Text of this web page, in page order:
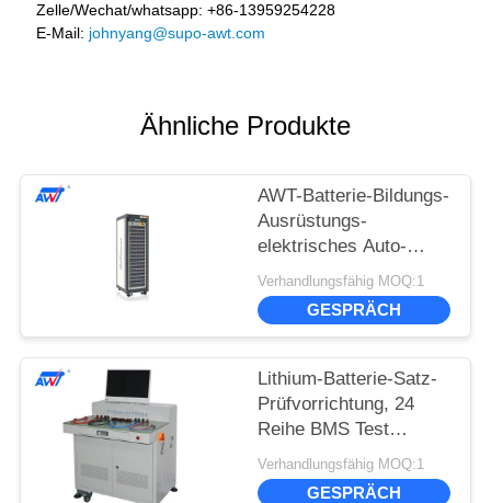
Zelle/Wechat/whatsapp: +86-13959254228
E-Mail: johnyang@supo-awt.com
Ähnliche Produkte
AWT-Batterie-Bildungs-
Ausrüstungs-
elektrisches Auto-
Fahrzeug-Laborniveau
BBS-Batterie-
Gleichgewichtsorgan
Verhandlungsfähig MOQ:1
GESPRÄCH
Lithium-Batterie-Satz-
Prüfvorrichtung, 24
Reihe BMS Test
System AWT-2408
Verhandlungsfähig MOQ:1
GESPRÄCH